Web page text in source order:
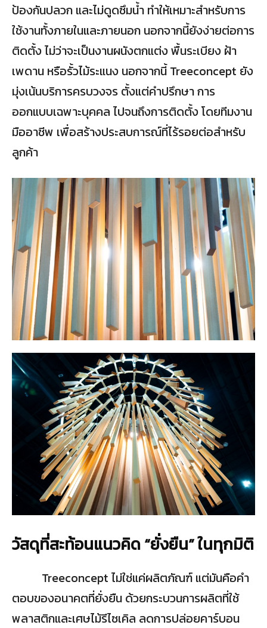
ป้องกันปลวก และไม่ดูดซึมน้ำ ทำให้เหมาะสำหรับการ
ใช้งานทั้งภายในและภายนอก นอกจากนี้ยังง่ายต่อการ
ติดตั้ง ไม่ว่าจะเป็นงานผนังตกแต่ง พื้นระเบียง ฝ้า
เพดาน หรือรั้วไม้ระแนง นอกจากนี้ Treeconcept ยัง
มุ่งเน้นบริการครบวงจร ตั้งแต่คำปรึกษา การ
ออกแบบเฉพาะบุคคล ไปจนถึงการติดตั้ง โดยทีมงาน
มืออาชีพ เพื่อสร้างประสบการณ์ที่ไร้รอยต่อสำหรับ
ลูกค้า
วัสดุที่สะท้อนแนวคิด “ยั่งยืน” ในทุกมิติ
Treeconcept ไม่ใช่แค่ผลิตภัณฑ์ แต่มันคือคำ
ตอบของอนาคตที่ยั่งยืน ด้วยกระบวนการผลิตที่ใช้
พลาสติกและเศษไม้รีไซเคิล ลดการปล่อยคาร์บอน